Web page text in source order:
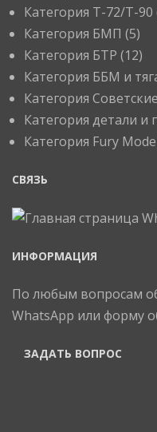
Категория T-72/T-90
Категория БМП (5)
Категория БТР (12)
Категория ББМ и
Категория
Категория детали и
Категория Fury
СВЯЗЬ
ИНФОРМАЦИЯ
По любым вопросам
WhatsApp или форму
ЗАДАТЬ ВОПРОС